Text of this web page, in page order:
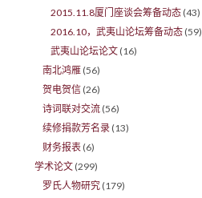
2015.11.8厦门座谈会筹备动态 (43)
2016.10，武夷山论坛筹备动态 (59)
武夷山论坛论文 (16)
南北鸿雁 (56)
贺电贺信 (26)
诗词联对交流 (56)
续修捐款芳名录 (13)
财务报表 (6)
学术论文 (299)
罗氏人物研究 (179)